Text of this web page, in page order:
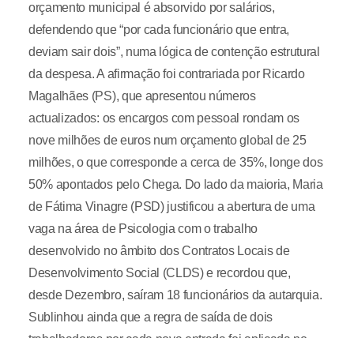
orçamento municipal é absorvido por salários,
defendendo que “por cada funcionário que entra,
deviam sair dois”, numa lógica de contenção estrutural
da despesa. A afirmação foi contrariada por Ricardo
Magalhães (PS), que apresentou números
actualizados: os encargos com pessoal rondam os
nove milhões de euros num orçamento global de 25
milhões, o que corresponde a cerca de 35%, longe dos
50% apontados pelo Chega. Do lado da maioria, Maria
de Fátima Vinagre (PSD) justificou a abertura de uma
vaga na área de Psicologia com o trabalho
desenvolvido no âmbito dos Contratos Locais de
Desenvolvimento Social (CLDS) e recordou que,
desde Dezembro, saíram 18 funcionários da autarquia.
Sublinhou ainda que a regra de saída de dois